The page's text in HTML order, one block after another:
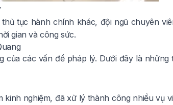
tục hành chính khác, đội ngũ chuyên
gian và công sức.
các vấn đề pháp lý. Dưới đây là những
nghiệm, đã xử lý thành công nhiều vụ